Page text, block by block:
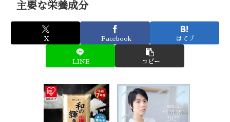
主要な栄養成分
X Facebook はてブ
LINE コピー